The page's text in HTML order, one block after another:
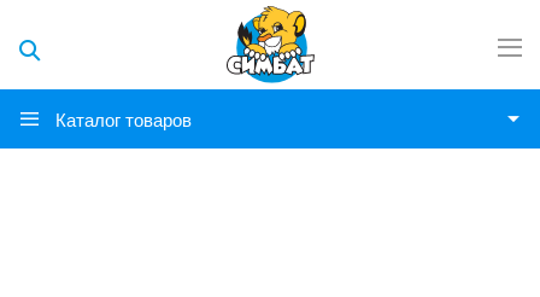
Каталог товаров